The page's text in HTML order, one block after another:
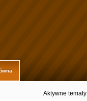
Aktywne tematy